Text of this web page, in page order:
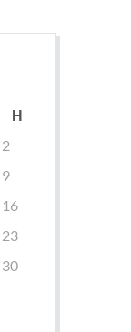
Н
2
9
16
23
30